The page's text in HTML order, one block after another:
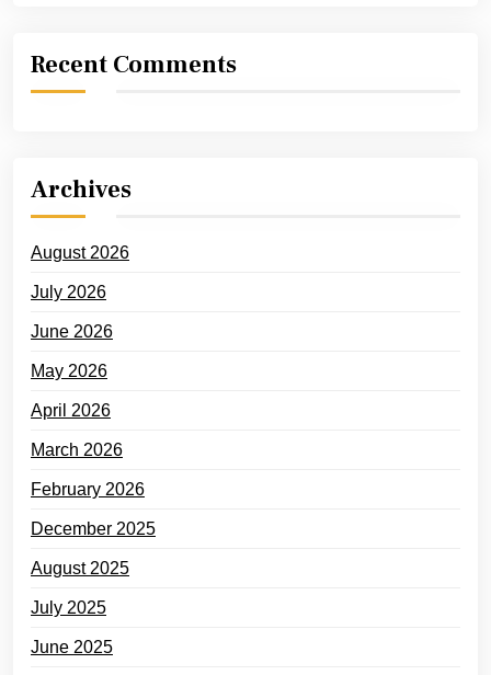
Recent Comments
Archives
August 2026
July 2026
June 2026
May 2026
April 2026
March 2026
February 2026
December 2025
August 2025
July 2025
June 2025